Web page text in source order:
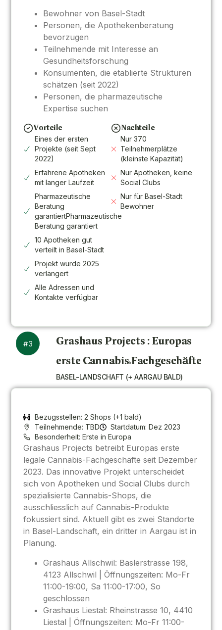
Bewohner von Basel-Stadt
Personen, die Apothekenberatung
bevorzugen
Teilnehmende mit Interesse an
Gesundheitsforschung
Konsumenten, die etablierte Strukturen
schätzen (seit 2022)
Personen, die pharmazeutische
Expertise suchen
Vorteile
Eines der ersten
Projekte (seit Sept
2022)
Erfahrene Apotheken
mit langer Laufzeit
Pharmazeutische
Beratung
garantiertPharmazeutische
Beratung garantiert
10 Apotheken gut
verteilt in Basel-Stadt
Projekt wurde 2025
verlängert
Alle Adressen und
Kontakte verfügbar
Nachteile
Nur 370
Teilnehmerplätze
(kleinste Kapazität)
Nur Apotheken, keine
Social Clubs
Nur für Basel-Stadt
Bewohner
#3
Grashaus Projects : Europas
erste Cannabis-Fachgeschäfte
BASEL-LANDSCHAFT (+ AARGAU BALD)
Bezugsstellen: 2 Shops (+1 bald)
Teilnehmende: TBD
Startdatum: Dez 2023
Besonderheit: Erste in Europa
Grashaus Projects betreibt Europas erste
legale Cannabis-Fachgeschäfte seit Dezember
2023. Das innovative Projekt unterscheidet
sich von Apotheken und Social Clubs durch
spezialisierte Cannabis-Shops, die
ausschliesslich auf Cannabis-Produkte
fokussiert sind. Aktuell gibt es zwei Standorte
in Basel-Landschaft, ein dritter in Aargau ist in
Planung.
Grashaus Allschwil: Baslerstrasse 198,
4123 Allschwil | Öffnungszeiten: Mo-Fr
11:00-19:00, Sa 11:00-17:00, So
geschlossen
Grashaus Liestal: Rheinstrasse 10, 4410
Liestal | Öffnungszeiten: Mo-Fr 11:00-